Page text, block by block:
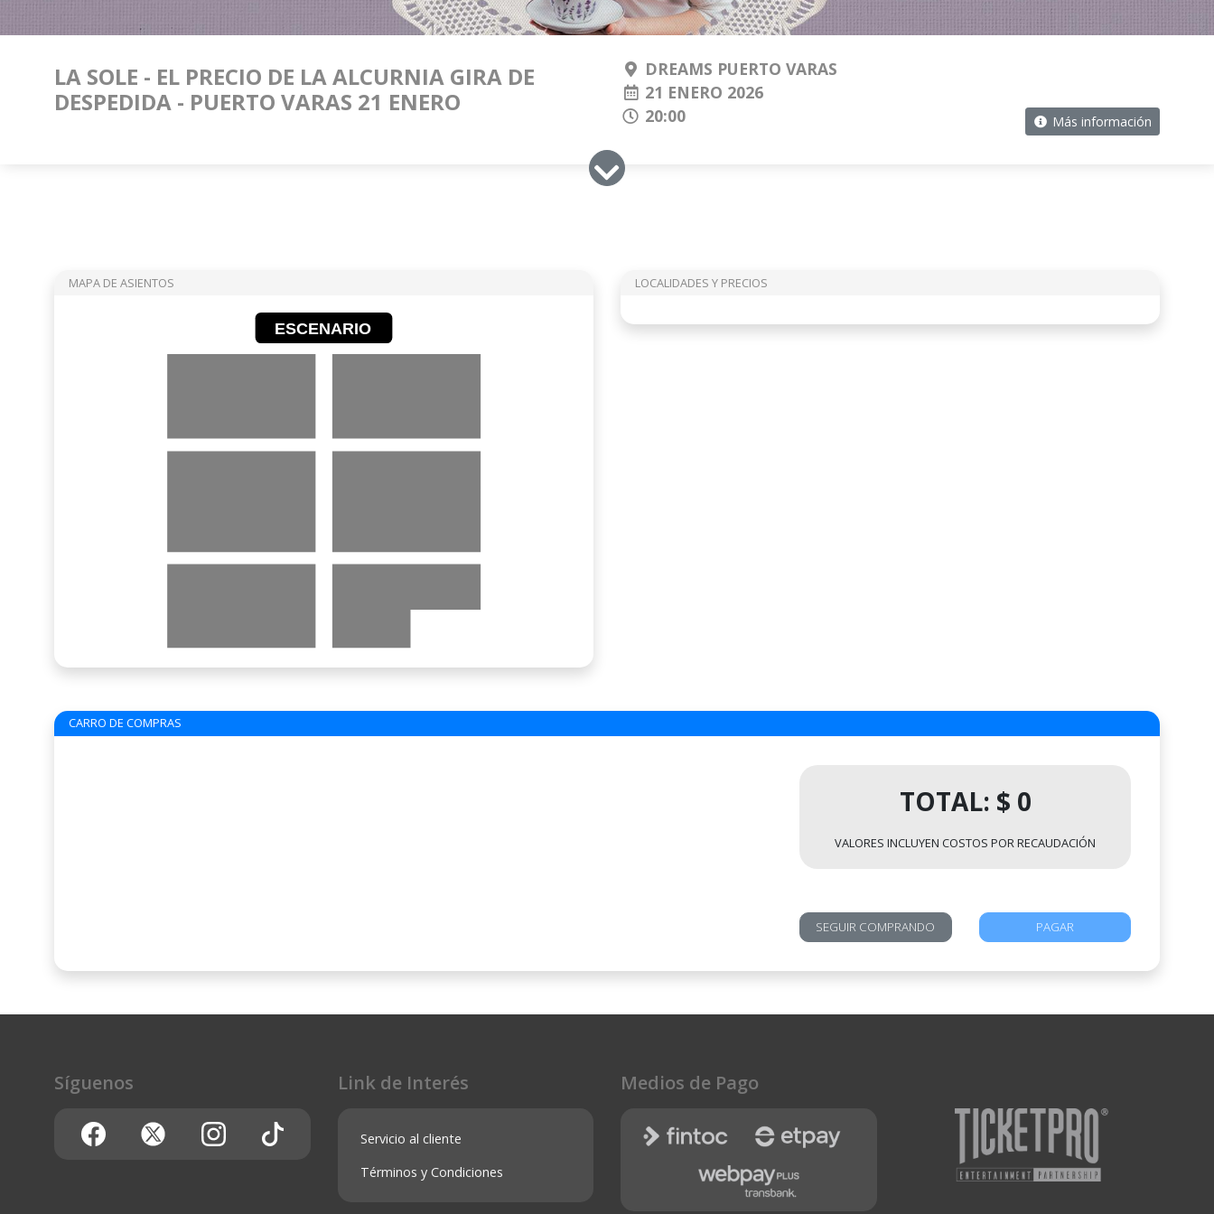
LA SOLE - EL PRECIO DE LA ALCURNIA GIRA DE
DESPEDIDA - PUERTO VARAS 21 ENERO
DREAMS PUERTO VARAS
21 ENERO 2026
20:00
Más información
MAPA DE ASIENTOS
ESCENARIO
LOCALIDADES Y PRECIOS
CARRO DE COMPRAS
TOTAL: $ 0
VALORES INCLUYEN COSTOS POR RECAUDACIÓN
SEGUIR COMPRANDO PAGAR
Síguenos Link de Interés
Servicio al cliente
Términos y Condiciones
Medios de Pago